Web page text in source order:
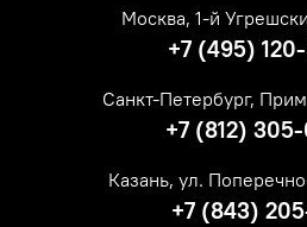
Москва, 1-й
+7 (495)
Санкт-Петербург,
+7 (812)
Казань, ул.
+7 (843)